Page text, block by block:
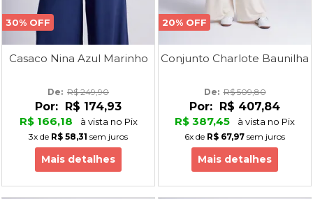
30% OFF
Casaco Nina Azul Marinho
De: R$ 249,90
Por: R$ 174,93
R$ 166,18
à vista no Pix
3x de R$ 58,31 sem juros
Mais detalhes
20% OFF
Conjunto Charlote Baunilha
De: R$ 509,80
Por: R$ 407,84
R$ 387,45
à vista no Pix
6x de R$ 67,97 sem juros
Mais detalhes